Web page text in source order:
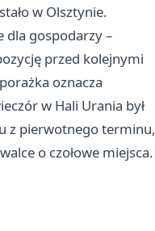
w Olsztynie.
dla gospodarzy –
przed kolejnymi
oznacza
w Hali Urania był
z pierwotnego terminu,
o czołowe miejsca.